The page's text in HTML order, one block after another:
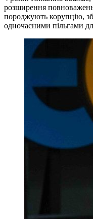
розширення
породжують корупцію,
одночасними пільгами